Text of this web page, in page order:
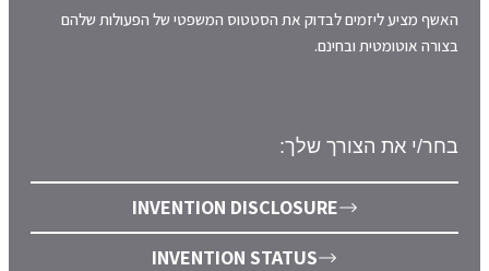
האשף מציע ליזמים לבדוק את הסטטוס המשפטי של הפעולות שלהם
בצורה אוטומטית ובחינם.
בחר/י את הצורך שלך:
INVENTION DISCLOSURE
INVENTION STATUS